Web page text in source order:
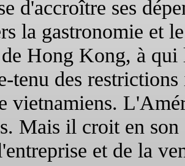
d'accroître ses
la gastronomie et
Hong Kong, à
tenu des
vietnamiens.
Mais il croit en
et de la